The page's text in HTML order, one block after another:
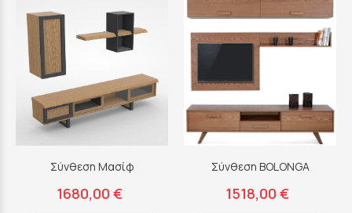
Σύνθεση Μασίφ
1680,00 €
Σύνθεση BOLONGA
1518,00 €